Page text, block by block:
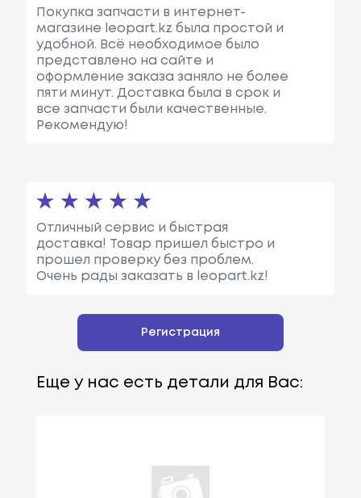
Покупка запчасти в интернет-
магазине leopart.kz была простой и
удобной. Всё необходимое было
представлено на сайте и
оформление заказа заняло не более
пяти минут. Доставка была в срок и
все запчасти были качественные.
Рекомендую!
Отличный сервис и быстрая
доставка! Товар пришел быстро и
прошел проверку без проблем.
Очень рады заказать в leopart.kz!
Регистрация
Еще у нас есть детали для Вас: